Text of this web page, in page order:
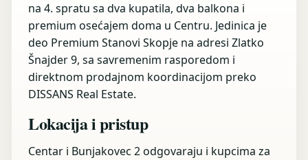
na 4. spratu sa dva kupatila, dva balkona i
premium osećajem doma u Centru. Jedinica je
deo Premium Stanovi Skopje na adresi Zlatko
Šnajder 9, sa savremenim rasporedom i
direktnom prodajnom koordinacijom preko
DISSANS Real Estate.
Lokacija i pristup
Centar i Bunjakovec 2 odgovaraju i kupcima za